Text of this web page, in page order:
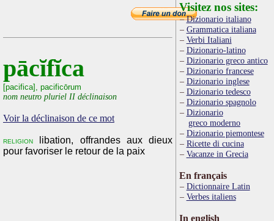
pācĭfĭca
[pacifica], pacificōrum
nom neutro pluriel II déclinaison
Voir la déclinaison de ce mot
religion libation, offrandes aux dieux
pour favoriser le retour de la paix
Visitez nos sites:
Dizionario italiano
Grammatica italiana
Verbi Italiani
Dizionario-latino
Dizionario greco antico
Dizionario francese
Dizionario inglese
Dizionario tedesco
Dizionario spagnolo
Dizionario
greco moderno
Dizionario piemontese
Ricette di cucina
Vacanze in Grecia
En français
Dictionnaire Latin
Verbes italiens
In english